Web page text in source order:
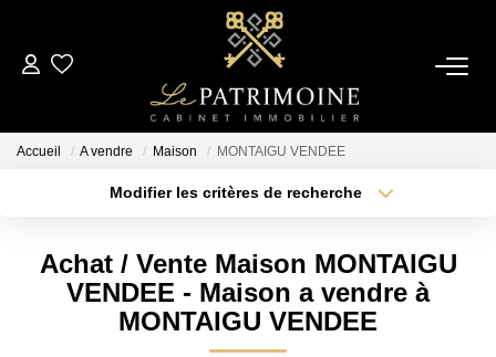
ACCUEIL
Ventes
Locations
Accueil A vendre Maison MONTAIGU VENDEE
Modifier les critères de recherche
Sélectionnez...
Type de bien
Achat / Vente Maison MONTAIGU
VENDEE - Maison a vendre à
MONTAIGU VENDEE